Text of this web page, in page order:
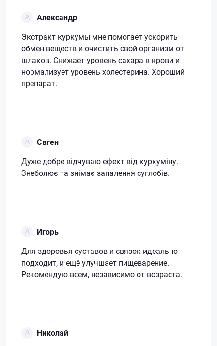
Александр
Экстракт куркумы мне помогает ускорить
обмен веществ и очистить свой организм от
шлаков. Снижает уровень сахара в крови и
нормализует уровень холестерина. Хороший
препарат.
Євген
Дуже добре відчуваю ефект від куркуміну.
Знеболює та знімає запалення суглобів.
Игорь
Для здоровья суставов и связок идеально
подходит, и ещё улучшает пищеварение.
Рекомендую всем, независимо от возраста.
Николай